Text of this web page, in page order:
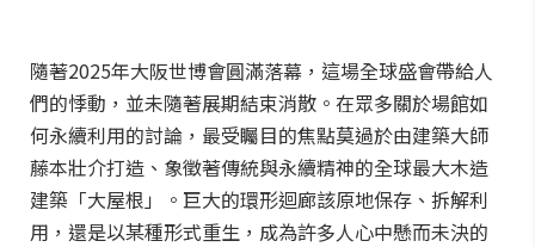
隨著2025年大阪世博會圓滿落幕，這場全球盛會帶給人
們的悸動，並未隨著展期結束消散。在眾多關於場館如
何永續利用的討論，最受矚目的焦點莫過於由建築大師
藤本壯介打造、象徵著傳統與永續精神的全球最大木造
建築「大屋根」。巨大的環形迴廊該原地保存、拆解利
用，還是以某種形式重生，成為許多人心中懸而未決的